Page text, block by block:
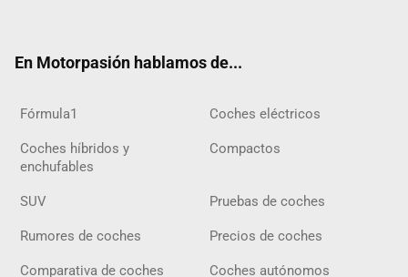
En Motorpasión hablamos de...
Fórmula1 Coches eléctricos
Coches híbridos y
enchufables
Compactos
SUV Pruebas de coches
Rumores de coches Precios de coches
Comparativa de coches Coches autónomos